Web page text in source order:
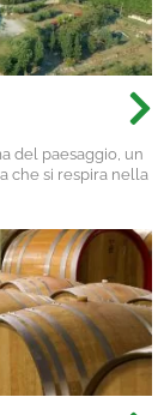
del paesaggio, un
che si respira nella